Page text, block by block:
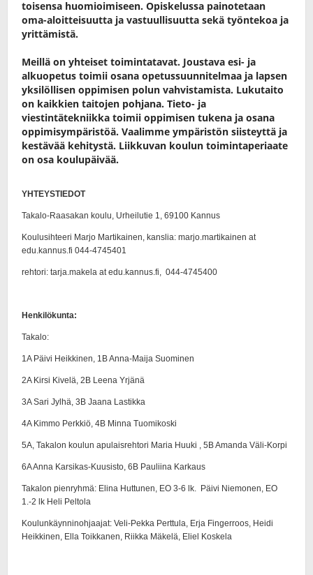
toisensa huomioimiseen. Opiskelussa painotetaan
oma-aloitteisuutta ja vastuullisuutta sekä työntekoa ja
yrittämistä.
Meillä on yhteiset toimintatavat. Joustava esi- ja
alkuopetus toimii osana opetussuunnitelmaa ja lapsen
yksilöllisen oppimisen polun vahvistamista. Lukutaito
on kaikkien taitojen pohjana. Tieto- ja
viestintätekniikka toimii oppimisen tukena ja osana
oppimisympäristöä. Vaalimme ympäristön siisteyttä ja
kestävää kehitystä. Liikkuvan koulun toimintaperiaate
on osa koulupäivää.